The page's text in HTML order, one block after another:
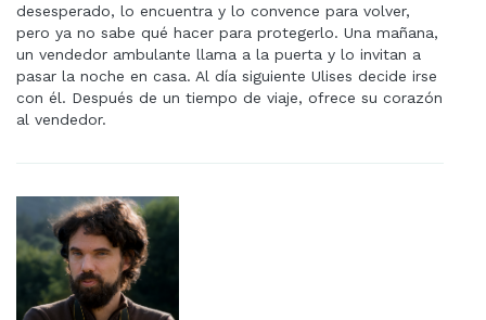
desesperado, lo encuentra y lo convence para volver,
pero ya no sabe qué hacer para protegerlo. Una mañana,
un vendedor ambulante llama a la puerta y lo invitan a
pasar la noche en casa. Al día siguiente Ulises decide irse
con él. Después de un tiempo de viaje, ofrece su corazón
al vendedor.